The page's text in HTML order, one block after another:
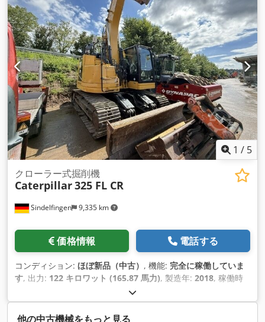
1 / 5
Sindelfingen 9,335 km
クローラー式掘削機
Caterpillar325 FL CR
価格情報 電話する
コンディション: ほぼ新品（中古） , 機能: 完全に稼働していま
す, 出力: 122 キロワット (165.87 馬力), 製造年: 2018, 稼働時
他の中古機械をもっと見る